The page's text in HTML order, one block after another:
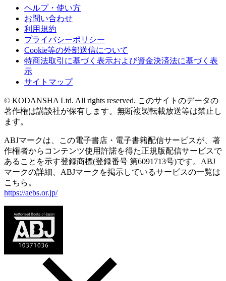
ヘルプ・使い方
お問い合わせ
利用規約
プライバシーポリシー
Cookie等の外部送信について
特商法取引に基づく表示および資金決済法に基づく表
示
サイトマップ
© KODANSHA Ltd. All rights reserved. このサイトのデータの
著作権は講談社が保有します。無断複製転載放送等は禁止し
ます。
ABJマークは、この電子書店・電子書籍配信サービスが、著
作権者からコンテンツ使用許諾を得た正規版配信サービスで
あることを示す登録商標(登録番号 第6091713号)です。ABJ
マークの詳細、ABJマークを掲示しているサービスの一覧は
こちら。
https://aebs.or.jp/